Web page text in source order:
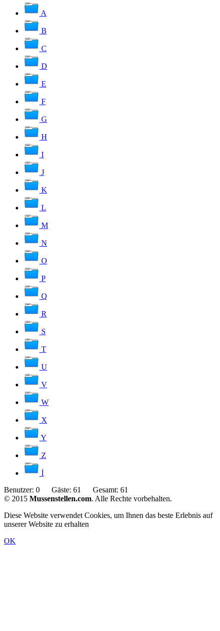
A
B
C
D
E
F
G
H
I
J
K
L
M
N
O
P
Q
R
S
T
U
V
W
X
Y
Z
İ
Benutzer: 0 Gäste: 61 Gesamt: 61
© 2015 Mussenstellen.com. Alle Rechte vorbehalten.
Diese Website verwendet Cookies, um Ihnen das beste Erlebnis auf
unserer Website zu erhalten
OK